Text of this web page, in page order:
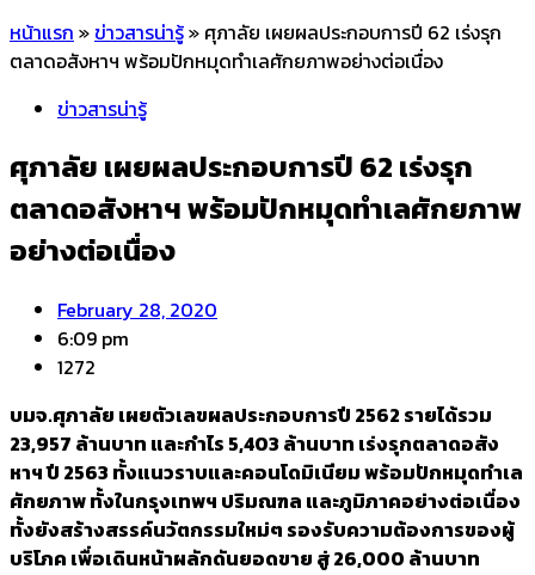
หน้าแรก »ข่าวสารน่ารู้» ศุภาลัย เผยผลประกอบการปี 62 เร่งรุก
ตลาดอสังหาฯ พร้อมปักหมุดทำเลศักยภาพอย่างต่อเนื่อง
ข่าวสารน่ารู้
ศุภาลัย เผยผลประกอบการปี 62 เร่งรุก
ตลาดอสังหาฯ พร้อมปักหมุดทำเลศักยภาพ
อย่างต่อเนื่อง
February 28, 2020
6:09 pm
1272
บมจ.ศุภาลัย เผยตัวเลขผลประกอบการปี 2562 รายได้รวม
23,957 ล้านบาท และกำไร 5,403 ล้านบาท เร่งรุกตลาดอสัง
หาฯ ปี 2563 ทั้งแนวราบและคอนโดมิเนียม พร้อมปักหมุดทำเล
ศักยภาพ ทั้งในกรุงเทพฯ ปริมณฑล และภูมิภาคอย่างต่อเนื่อง
ทั้งยังสร้างสรรค์นวัตกรรมใหม่ๆ รองรับความต้องการของผู้
บริโภค เพื่อเดินหน้าผลักดันยอดขาย สู่26,000 ล้านบาท